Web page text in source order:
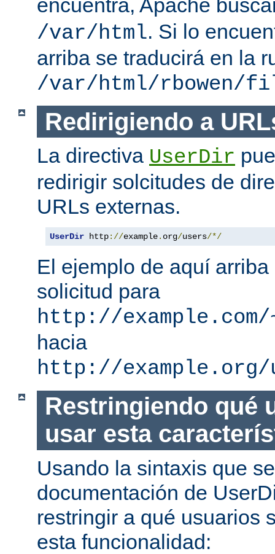
encuentra, Apache
/var/html. Si lo
arriba se traducirá en la
/var/html/rbowen/
Redirigiendo a
La directiva UserDir
redirigir solcitudes de
URLs externas.
UserDir http://example. org/users/*/
El ejemplo de aquí
solicitud para
http://example.com/
hacia
http://example.org/
Restringiendo qué
usar esta
Usando la sintaxis que
documentación de
restringir a qué usuarios
esta funcionalidad: